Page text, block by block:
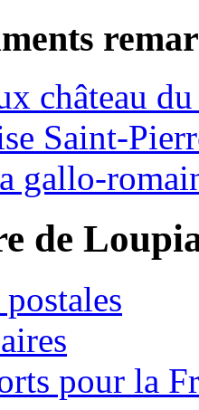
château
Saint-
gallo-
de
pour la